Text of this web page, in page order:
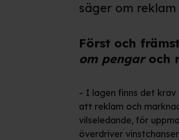
säger om
Först och
om pengar och
– I lagen finns det
att reklam och
vilseledande, för
överdriver